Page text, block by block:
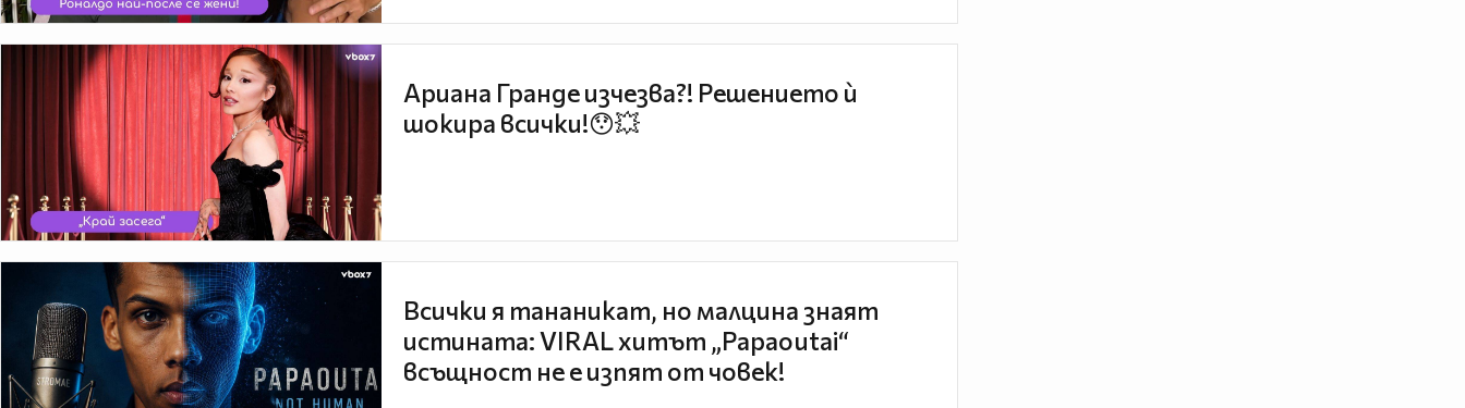
Ариана Гранде изчезва?! Решението ѝ
шокира всички!😯💥
Всички я тананикат, но малцина знаят
истината: VIRAL хитът „Papaoutai“
всъщност не е изпят от човек!